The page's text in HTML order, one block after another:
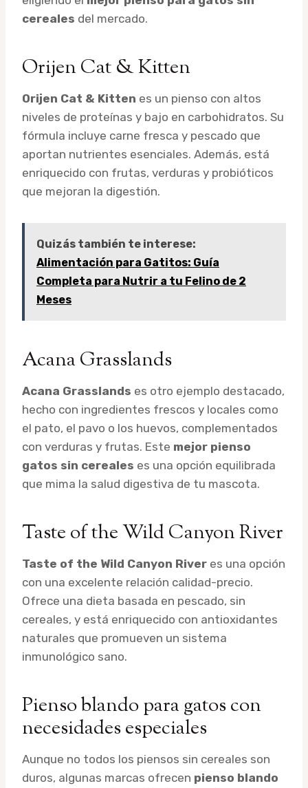
cereales del mercado.
Orijen Cat & Kitten
Orijen Cat & Kitten es un pienso con altos
niveles de proteínas y bajo en carbohidratos. Su
fórmula incluye carne fresca y pescado que
aportan nutrientes esenciales. Además, está
enriquecido con frutas, verduras y probióticos
que mejoran la digestión.
Quizás también te interese:
Alimentación para Gatitos: Guía
Completa para Nutrir a tu Felino de 2
Meses
Acana Grasslands
Acana Grasslands es otro ejemplo destacado,
hecho con ingredientes frescos y locales como
el pato, el pavo o los huevos, complementados
con verduras y frutas. Este mejor pienso
gatos sin cereales es una opción equilibrada
que mima la salud digestiva de tu mascota.
Taste of the Wild Canyon River
Taste of the Wild Canyon River es una opción
con una excelente relación calidad-precio.
Ofrece una dieta basada en pescado, sin
cereales, y está enriquecido con antioxidantes
naturales que promueven un sistema
inmunológico sano.
Pienso blando para gatos con
necesidades especiales
Aunque no todos los piensos sin cereales son
duros, algunas marcas ofrecen pienso blando